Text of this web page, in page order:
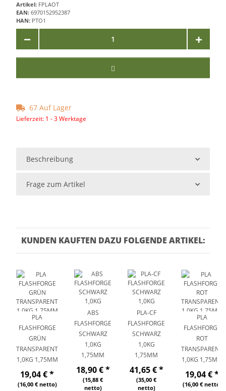
Artikel: FPLAOT
EAN: 6970152952387
HAN: PTO1
67 Auf Lager
Lieferzeit: 1 - 3 Werktage
Beschreibung
Frage zum Artikel
KUNDEN KAUFTEN DAZU FOLGENDE ARTIKEL:
PLA
FLASHFORGE
GRÜN
TRANSPARENT
1,0KG 1,75MM
19,04 €*
(16,00 € netto)
ABS
FLASHFORGE
SCHWARZ
1,0KG
1,75MM
18,90 €*
(15,88 €
netto)
PLA-CF
FLASHFORGE
SCHWARZ
1,0KG
1,75MM
41,65 €*
(35,00 €
netto)
PLA
FLASHFORGE
ROT
TRANSPARENT
1,0KG 1,75MM
19,04 €*
(16,00 € netto)